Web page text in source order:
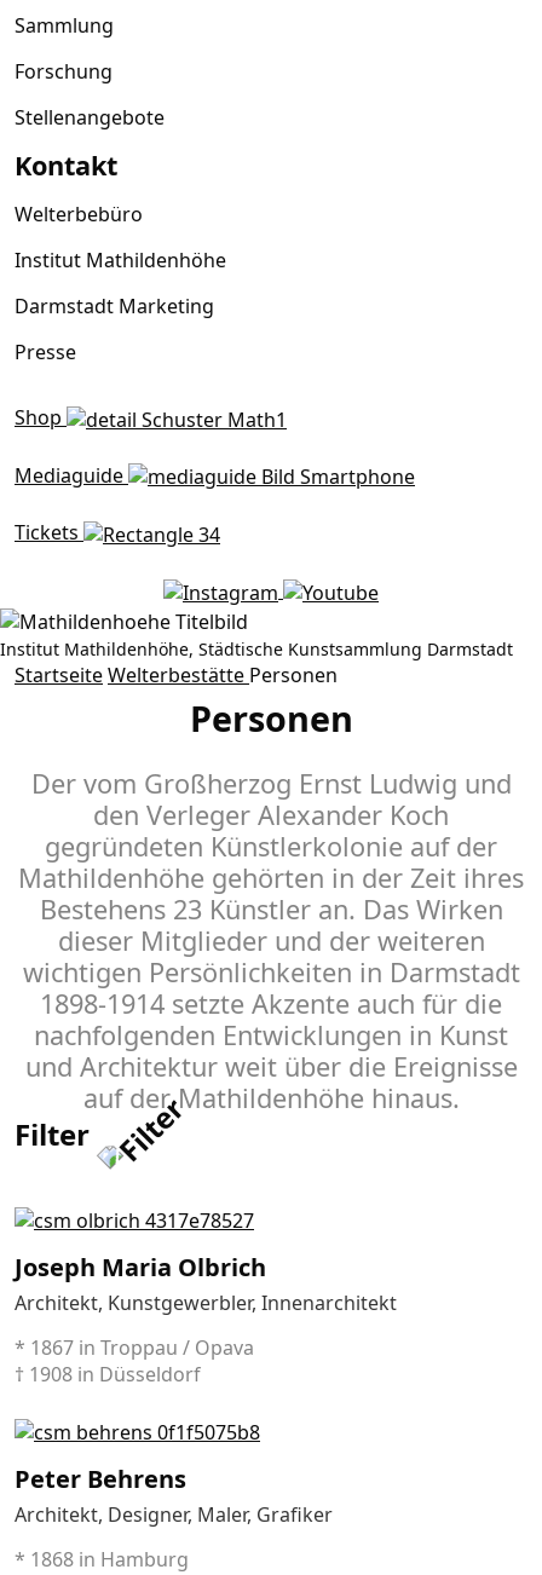
Sammlung
Forschung
Stellenangebote
Kontakt
Welterbebüro
Institut Mathildenhöhe
Darmstadt Marketing
Presse
Shop
Mediaguide
Tickets
Institut Mathildenhöhe, Städtische Kunstsammlung Darmstadt
Personen
StartseiteWelterbestätte Personen
Personen
Der vom Groß­­herzog Ernst Ludwig und
den Verleger Alexander Koch
gegründeten Künstler­­kolonie auf der
Mathildenhöhe gehörten in der Zeit ihres
Bestehens 23 Künstler an. Das Wirken
dieser Mitglieder und der weiteren
wichtigen Persönlich­keiten in Darmstadt
1898-1914 setzte Akzente auch für die
nachfolgenden Ent­wicklungen in Kunst
und Architektur weit über die Ereignisse
auf der Mathildenhöhe hinaus.
Filter
Joseph Maria Olbrich
Architekt, Kunstgewerbler, Innenarchitekt
* 1867 in Troppau / Opava
† 1908 in Düsseldorf
Peter Behrens
Architekt, Designer, Maler, Grafiker
* 1868 in Hamburg